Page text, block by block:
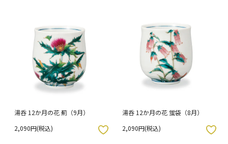
湯呑 12か月の花 薊（9月）
2,090円(税込)
湯呑 12か月の花 蛍袋（8月）
2,090円(税込)
お気に入りボタン